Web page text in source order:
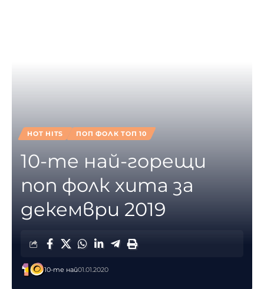
HOT HITS ПОП ФОЛК ТОП 10
10-те най-горещи
поп фолк хита за
декември 2019
10-те най01.01.2020